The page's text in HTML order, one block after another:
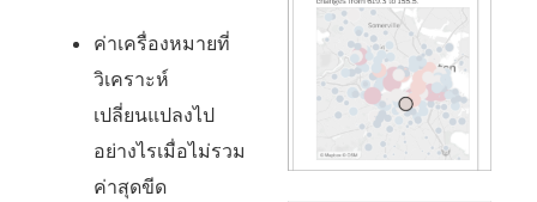
ค่าเครื่องหมายที่
วิเคราะห์
เปลี่ยนแปลงไป
อย่างไรเมื่อไม่รวม
ค่าสุดขีด